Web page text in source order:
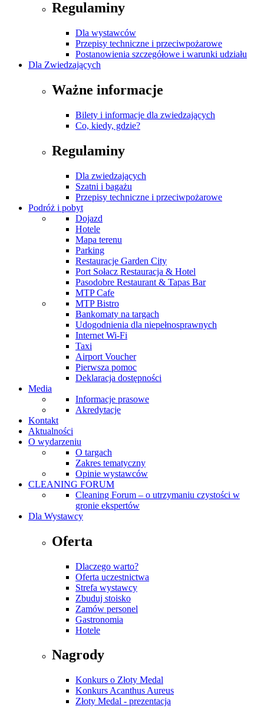
Regulaminy
Dla wystawców
Przepisy techniczne i przeciwpożarowe
Postanowienia szczegółowe i warunki udziału
Dla Zwiedzających
Ważne informacje
Bilety i informacje dla zwiedzających
Co, kiedy, gdzie?
Regulaminy
Dla zwiedzających
Szatni i bagażu
Przepisy techniczne i przeciwpożarowe
Podróż i pobyt
Dojazd
Hotele
Mapa terenu
Parking
Restauracje Garden City
Port Sołacz Restauracja & Hotel
Pasodobre Restaurant & Tapas Bar
MTP Cafe
MTP Bistro
Bankomaty na targach
Udogodnienia dla niepełnosprawnych
Internet Wi-Fi
Taxi
Airport Voucher
Pierwsza pomoc
Deklaracja dostępności
Media
Informacje prasowe
Akredytacje
Kontakt
Aktualności
O wydarzeniu
O targach
Zakres tematyczny
Opinie wystawców
CLEANING FORUM
Cleaning Forum – o utrzymaniu czystości w
gronie ekspertów
Dla Wystawcy
Oferta
Dlaczego warto?
Oferta uczestnictwa
Strefa wystawcy
Zbuduj stoisko
Zamów personel
Gastronomia
Hotele
Nagrody
Konkurs o Złoty Medal
Konkurs Acanthus Aureus
Złoty Medal - prezentacja